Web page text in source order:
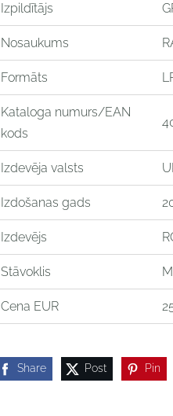
Izpildītājs
Nosaukums
Formāts
Kataloga numurs/EAN
kods
Izdevēja valsts
Izdošanas gads
Izdevējs
Stāvoklis
Cena EUR
Share Post Pin